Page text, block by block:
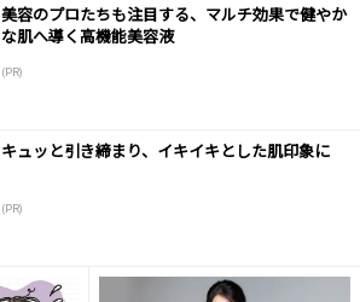
美容のプロたちも注目する、マルチ効果で健やか
な肌へ導く高機能美容液
(PR)
キュッと引き締まり、イキイキとした肌印象に
(PR)